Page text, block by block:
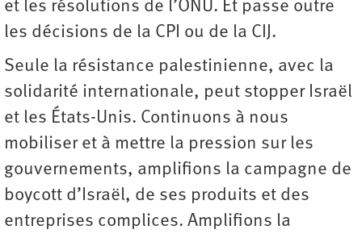
et les résolutions de l’ONU. Et passe outre
les décisions de la CPI ou de la CIJ.
Seule la résistance palestinienne, avec la
solidarité internationale, peut stopper Israël
et les États-Unis. Continuons à nous
mobiliser et à mettre la pression sur les
gouvernements, amplifions la campagne de
boycott d’Israël, de ses produits et des
entreprises complices. Amplifions la